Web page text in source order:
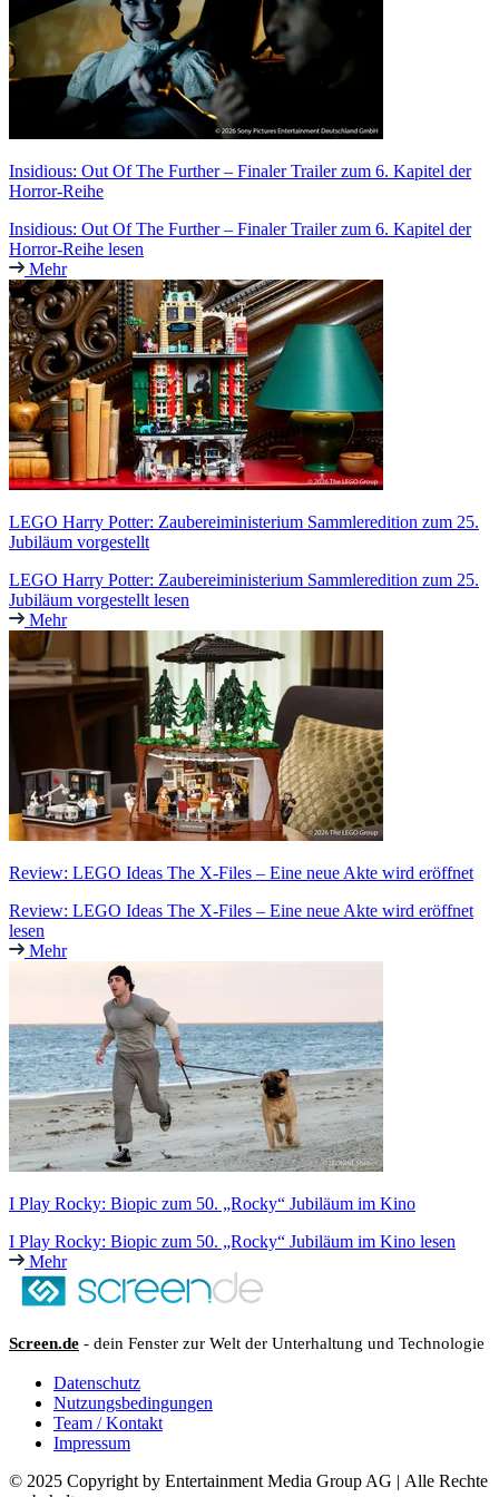
Insidious: Out Of The Further – Finaler Trailer zum 6. Kapitel der
Horror-Reihe
Insidious: Out Of The Further – Finaler Trailer zum 6. Kapitel der
Horror-Reihe lesen
Mehr
LEGO Harry Potter: Zaubereiministerium Sammleredition zum 25.
Jubiläum vorgestellt
LEGO Harry Potter: Zaubereiministerium Sammleredition zum 25.
Jubiläum vorgestellt lesen
Mehr
Review: LEGO Ideas The X-Files – Eine neue Akte wird eröffnet
Review: LEGO Ideas The X-Files – Eine neue Akte wird eröffnet
lesen
Mehr
I Play Rocky: Biopic zum 50. „Rocky“ Jubiläum im Kino
I Play Rocky: Biopic zum 50. „Rocky“ Jubiläum im Kino lesen
Mehr
Screen.de - dein Fenster zur Welt der Unterhaltung und Technologie
Datenschutz
Nutzungsbedingungen
Team / Kontakt
Impressum
© 2025 Copyright by Entertainment Media Group AG | Alle Rechte